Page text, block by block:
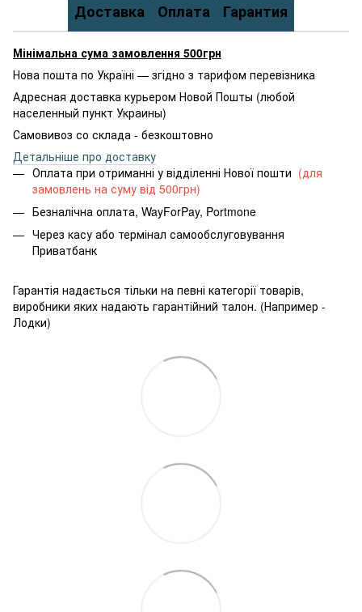
Доставка Оплата Гарантия
Мінімальна сума замовлення 500грн
Нова пошта по Україні — згідно з тарифом перевізника
Адресная доставка курьером Новой Пошты (любой
населенный пункт Украины)
Самовивоз со склада - безкоштовно
Детальніше про доставку
Оплата при отриманні у відділенні Нової пошти (для
замовлень на суму від 500грн)
Безналічна оплата, WayForPay, Portmone
Через касу або термінал самообслуговування
Приватбанк
Гарантія надається тільки на певні категорії товарів,
виробники яких надають гарантійний талон. (Например -
Лодки)